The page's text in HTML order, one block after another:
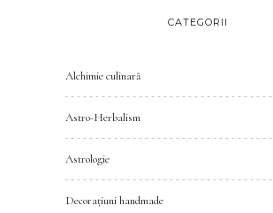
CATEGORII
Alchimie culinară
Astro-Herbalism
Astrologie
Decorațiuni handmade